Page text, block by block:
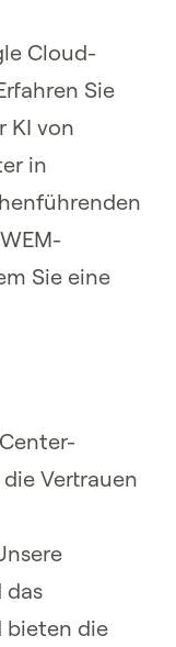
Cloud-
Sie
KI von
in
Sie eine
Vertrauen
das
bieten die